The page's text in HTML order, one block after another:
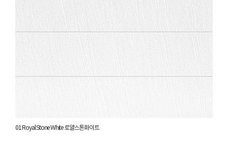
01 Royal Stone White 로얄스톤화이트